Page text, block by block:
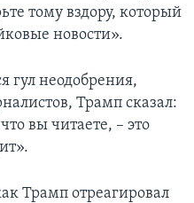
тому вздору, который
новости».
гул неодобрения,
Трамп сказал:
вы читаете, – это
Трамп отреагировал